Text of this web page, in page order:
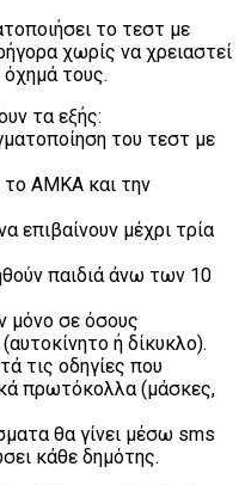
το τεστ με
χωρίς να χρειαστεί
τους.
τα εξής:
του τεστ με
το ΑΜΚΑ και την
επιβαίνουν μέχρι τρία
παιδιά άνω των 10
μόνο σε όσους
ή δίκυκλο).
τις οδηγίες που
πρωτόκολλα (μάσκες,
θα γίνει μέσω sms
κάθε δημότης.